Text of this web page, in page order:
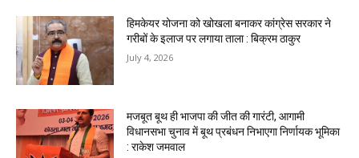
हिमकेयर योजना को खोखला बनाकर कांग्रेस सरकार ने
गरीबों के इलाज पर लगाया ताला : बिक्रम ठाकुर
July 4, 2026
मजबूत बूथ ही भाजपा की जीत की गारंटी, आगामी
विधानसभा चुनाव में बूथ प्रबंधन निभाएगा निर्णायक भूमिका
: राकेश जमवाल